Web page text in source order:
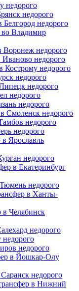
недорого
недорого
Белгород недорого
во Владимир
Воронеж недорого
недорого
Кострому недорого
недорого
недорого
недорого
недорого
Смоленск недорого
недорого
недорого
в Ярославль
недорого
в Екатеринбург
недорого
в Ханты-
в Челябинск
недорого
недорого
в Йошкар-Олу
недорого
в Нижний